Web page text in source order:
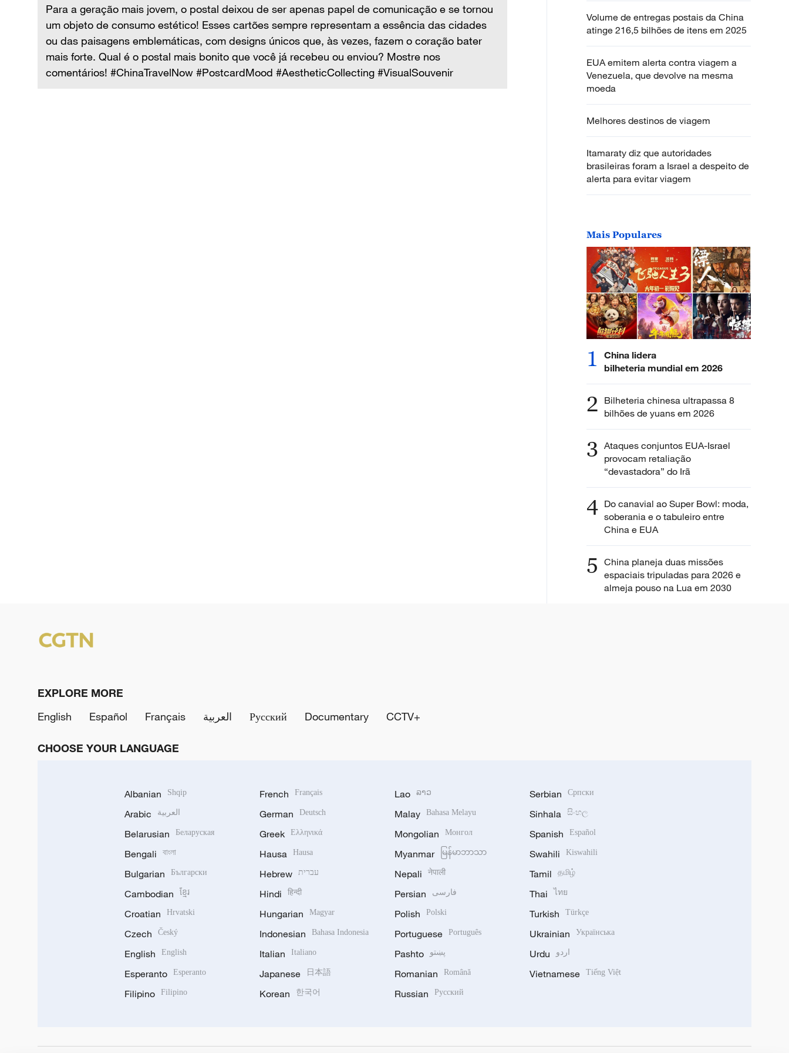
Para a geração mais jovem, o postal deixou de ser apenas papel de comunicação e se tornou
um objeto de consumo estético! Esses cartões sempre representam a essência das cidades
ou das paisagens emblemáticas, com designs únicos que, às vezes, fazem o coração bater
mais forte. Qual é o postal mais bonito que você já recebeu ou enviou? Mostre nos
comentários! #ChinaTravelNow #PostcardMood #AestheticCollecting #VisualSouvenir
um objeto de consumo estético! Esses cartões sempre
ou das paisagens emblemáticas, com designs únicos
mais forte. Qual é o postal mais bonito que você já
comentários! #ChinaTravelNow #PostcardMood
Volume de entregas postais da China
atinge 216,5 bilhões de itens em 2025
EUA emitem alerta contra viagem a
Venezuela, que devolve na mesma
moeda
Melhores destinos de viagem
Itamaraty diz que autoridades
brasileiras foram a Israel a despeito de
alerta para evitar viagem
Mais Populares
1
China lidera
bilheteria mundial em 2026
2 Bilheteria chinesa ultrapassa 8
bilhões de yuans em 2026
3 Ataques conjuntos EUA-Israel
provocam retaliação
“devastadora” do Irã
4 Do canavial ao Super Bowl: moda,
soberania e o tabuleiro entre
China e EUA
5 China planeja duas missões
espaciais tripuladas para 2026 e
almeja pouso na Lua em 2030
EXPLORE MORE
English
Español Français العربية Русский Documentary CCTV+
CHOOSE YOUR LANGUAGE
Albanian Shqip
Arabic العربية
Belarusian Беларуская
Bengali বাংলা
Bulgarian Български
Cambodian ខ្មែរ
Croatian Hrvatski
Czech Český
English English
Esperanto Esperanto
Filipino Filipino
French Français
German Deutsch
Greek Ελληνικά
Hausa Hausa
Hebrew עברית
Hindi हिन्दी
Hungarian Magyar
Indonesian Bahasa Indonesia
Italian Italiano
Japanese 日本語
Korean 한국어
Lao ລາວ
Malay Bahasa Melayu
Mongolian Монгол
Myanmar မြန်မာဘာသာ
Nepali नेपाली
Persian فارسی
Polish Polski
Portuguese Português
Pashto پښتو
Romanian Română
Russian Русский
Serbian Српски
Sinhala සිංහල
Spanish Español
Swahili Kiswahili
Tamil தமிழ்
Thai ไทย
Turkish Türkçe
Ukrainian Українська
Urdu اردو
Vietnamese Tiếng Việt